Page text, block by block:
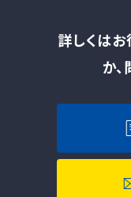
詳しくは
か